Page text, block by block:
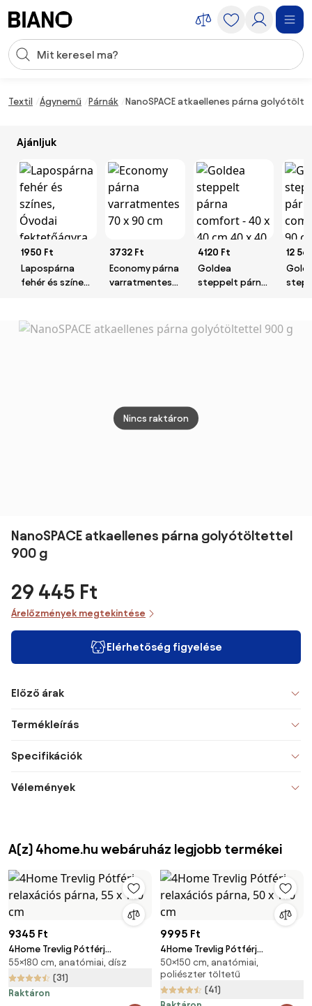
Keresési bevitel
Textil Ágynemű Párnák NanoSPACE atkaellenes párna
Ajánljuk
1950 Ft
Lapospárna
fehér és színes,
3732 Ft
Economy párna
varratmentes
4120 Ft
Goldea
steppelt párna
cm
12
cm
Nincs raktáron
NanoSPACE atkaellenes párna golyótöltettel
900 g
29 445 Ft
Árelőzmények megtekintése
Elérhetőség figyelése
Előző árak
Termékleírás
Specifikációk
Vélemények
A(z) 4home.hu webáruház legjobb termékei
9345 Ft
4Home Trevlig Pótférj
relaxációs párna, 55 x 180 cm
55×180 cm, anatómiai, dísz
(31)
Raktáron
9995 Ft
4Home Trevlig Pótférj
relaxációs párna, 50 x 150 cm
50×150 cm, anatómiai,
poliészter töltetű
(41)